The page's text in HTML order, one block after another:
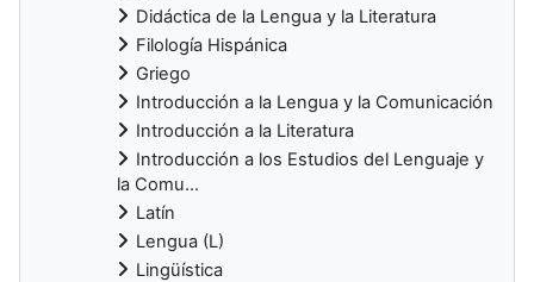
Didáctica de la Lengua y la Literatura
Filología Hispánica
Griego
Introducción a la Lengua y la Comunicación
Introducción a la Literatura
Introducción a los Estudios del Lenguaje y
la Comu...
Latín
Lengua (L)
Lingüística